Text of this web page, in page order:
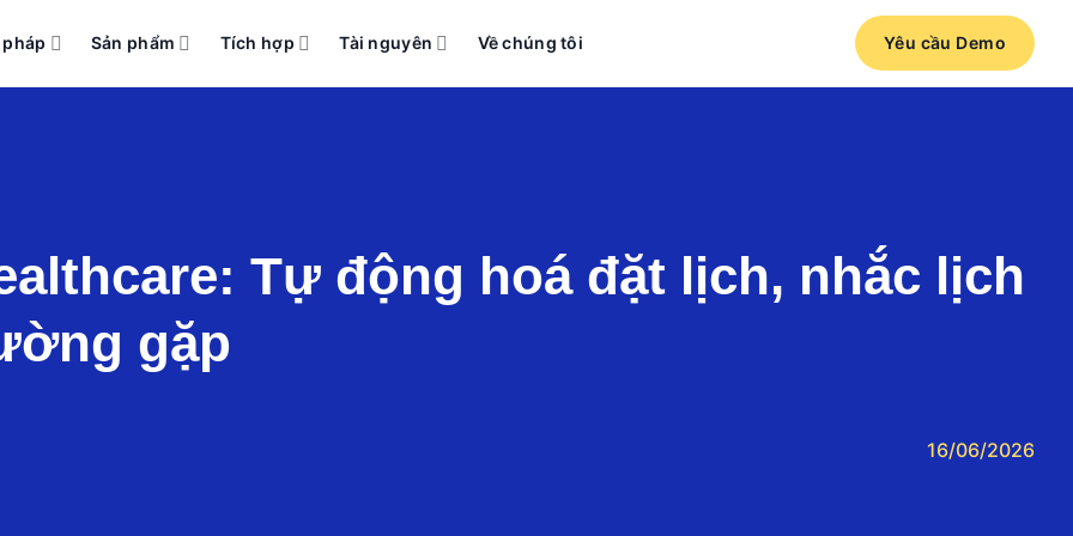
Sản phẩm Tích hợp Tài nguyên Về chúng tôi Yêu cầu Demo
Tự động hoá đặt lịch, nhắc lịch
gặp
16/06/2026